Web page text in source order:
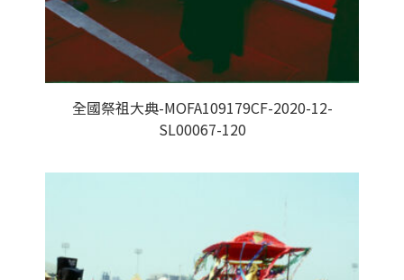
全國祭祖大典-MOFA109179CF-2020-12-
SL00067-120